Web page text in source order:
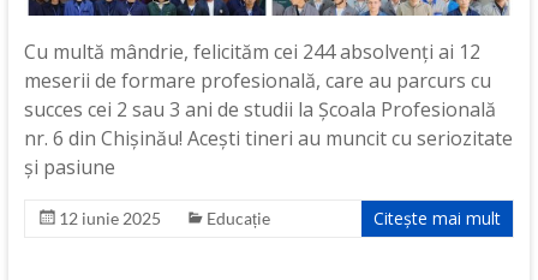
Cu multă mândrie, felicităm cei 244 absolvenți ai 12
meserii de formare profesională, care au parcurs cu
succes cei 2 sau 3 ani de studii la Școala Profesională
nr. 6 din Chișinău! Acești tineri au muncit cu seriozitate
și pasiune
12 iunie 2025 Educație Citește mai mult